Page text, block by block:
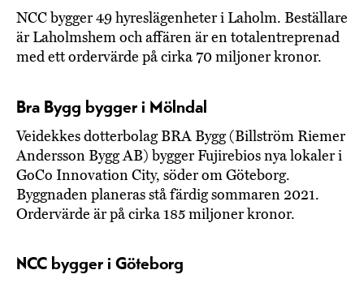
NCC bygger 49 hyreslägenheter i Laholm. Beställare
är Laholmshem och affären är en totalentreprenad
med ett ordervärde på cirka 70 miljoner kronor.
Bra Bygg bygger i Mölndal
Veidekkes dotterbolag BRA Bygg (Billström Riemer
Andersson Bygg AB) bygger Fujirebios nya lokaler i
GoCo Innovation City, söder om Göteborg.
Byggnaden planeras stå färdig sommaren 2021.
Ordervärde är på cirka 185 miljoner kronor.
NCC bygger i Göteborg